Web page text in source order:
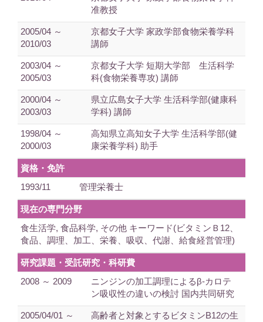
准教授
2005/04 ～
2010/03
京都女子大学 家政学部食物栄養学科
講師
2003/04 ～
2005/03
京都女子大学 短期大学部 生活科学
科(食物栄養専攻) 講師
2000/04 ～
2003/03
県立広島女子大学 生活科学部(健康科
学科) 講師
1998/04 ～
2000/03
高知県立高知女子大学 生活科学部(健
康栄養学科) 助手
資格・免許
1993/11
管理栄養士
現在の専門分野
食生活学, 食品科学, その他 キーワード(ビタミンＢ12、
食品、調理、加工、栄養、吸収、代謝、給食経営管理)
研究課題・受託研究・科研費
2008 ～ 2009
ニンジンの加工調理によるβ-カロテ
ン吸収性の違いの検討 国内共同研究
2005/04/01 ～
高齢者と対象とするビタミンB12の生